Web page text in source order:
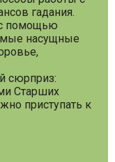
гадания.
помощью
насущные
сюрприз:
Старших
приступать к